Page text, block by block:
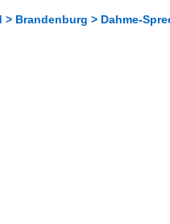
> Brandenburg > Dahme-